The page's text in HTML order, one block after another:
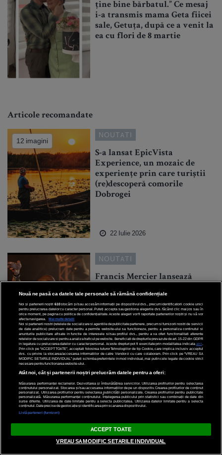
ține bine bărbatul.” Ce mesaj
i-a transmis mama Geta fiicei
sale, Getuța, după ce a venit la
ea cu flori de 8 martie
Articole recomandate
12 imagini
NOUTATI
S-a lansat EpicVista
Experience, un mozaic de
experiențe prin care turiștii
(re)descoperă comorile
Dobrogei
22 Iulie 2026
NOUTATI
Francis Mercier lansează
nouă piesă construită în jurul
hitului emblematic al lui
Robin S.
21 Iulie 2026
NOUTATI
Cum îți protejezi organismul
antrenamente intense
Nouă ne pasă ca datele tale personale să rămână confidențiale
Noi și partenerii noștri 610stocăm și/sau accesăm informații pe dispozitivul dvs., precum identificatorii cookie unici
pentru prelucrarea datelor cu caracter personal. Puteți accepta sau gestiona alegerile dvs. făcând clic mai jos sau în
orice moment, pe pagina cu politica de confidențialitate. Aceste alegeri vor fi raportate partenerilor noștri și nu vă vor
afecta navigarea.
Mai multe detalii
Noi si partenerii nostri (retelele de socializare si agentiile de publicitate partenere, precum si furnizorii nostri de servicii
de date analitice) prelucram date pentru a permite website-ului sa functioneze, pentru a personaliza continutul si
anunturile publicitare afisate in functie de interesele si/sau profilul dvs., pentru a va oferi functionalitati aferente
retelelor de socializare si pentru a analiza traficul pe website. Beneficiati de drepturile prevazute de art. 15-22 din GDPR
in legatura cu prelucrarea datelor cu caracter personal. Aceste drepturi pot fi exercitate prin modalitatea indicata aici
Prin click pe “ACCEPT TOATE”, acceptati folosirea tuturor Tehnologiilor de tip Cookie, care implica inclusiv acceptul
dvs. cu privire la stocarea/accesarea informatiilor de catre Vendor-ii cu care colaboram. Prin click pe “VREAU SA
MODIFIC SETARILE INDIVIDUAL” puteti schimba preferintele in mod individual, mai putin cele legate de cookie strict
necesare pentru functionarea website-ului.
Atât noi, cât și partenerii noștri prelucrăm datele pentru a oferi:
Măsurarea performanței reclamelor. Dezvoltarea și îmbunătățirea serviciilor. Utilizarea profilurilor pentru selectarea
conținutului personalizat. Stocarea și/sau accesarea informațiilor de pe un dispozitiv. Crearea profilurilor de conținut
personalizat. Utilizarea profilurilor pentru selectarea publicității personalizate. Crearea profilurilor pentru publicitate
personalizată. Măsurarea performanței conținutului. Înțelegerea publicului prin statistici sau combinații de date din
surse diferite. Utilizarea de date limitate pentru a selecta publicitatea. Utilizarea datelor limitate pentru a selecta
conținutul. Date precise de geolocație și identificarea prin scanarea dispozitivului.
Listă parteneri (furnizori)
ACCEPT TOATE
VREAU SA MODIFIC SETARILE INDIVIDUAL